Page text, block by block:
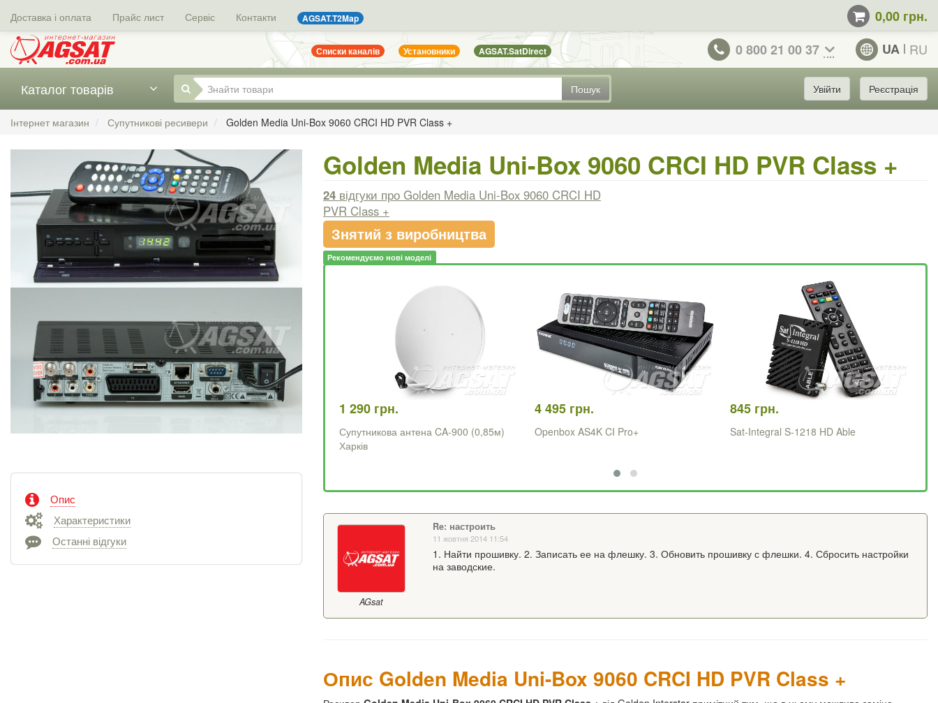
Доставка і оплата Прайс лист Сервіс Контакти AGSAT.T2Map 0,00 грн.
Списки каналів Установники AGSAT.SatDirect 0 800 21 00 37 UA RU
Пошук
Каталог товарів Увійти Реєстрація
Інтернет магазин Супутникові ресивери Golden Media Uni-Box 9060 CRCI HD PVR Class +
Опис
Характеристики
Останні відгуки
Golden Media Uni-Box 9060 CRCI HD PVR Class +
24 відгуки про Golden Media Uni-Box 9060 CRCI HD
PVR Class +
Знятий з виробництва
Рекомендуємо нові моделі
1 290 грн.
Супутникова антена CA-900 (0,85м)
Харків
4 495 грн.
Openbox AS4K CI Pro+
845 грн.
Sat-Integral S-1218 HD Able
AGsat
Re: настроить
11 жовтня 2014 11:54
1. Найти прошивку. 2. Записать ее на флешку. 3. Обновить прошивку с флешки. 4. Сбросить настройки
на заводские.
Опис Golden Media Uni-Box 9060 CRCI HD PVR Class +